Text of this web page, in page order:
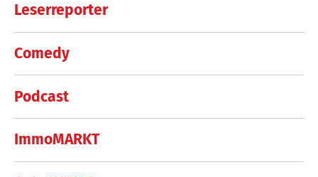
Leserreporter
Comedy
Podcast
ImmoMARKT